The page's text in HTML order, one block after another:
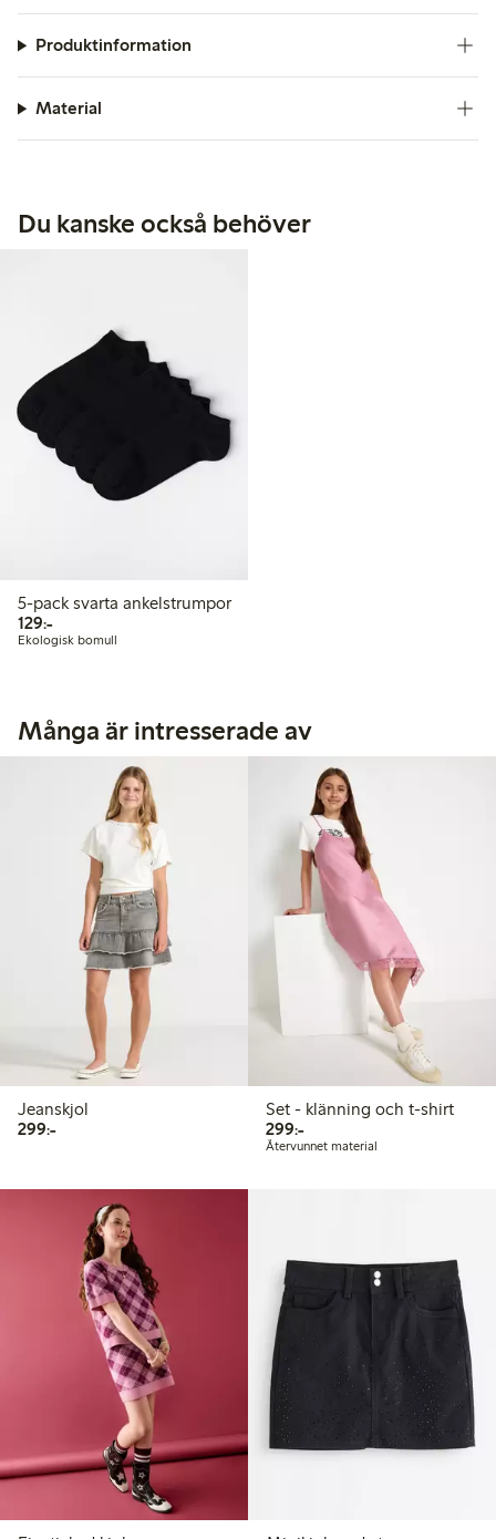
Produktinformation
Material
Du kanske också behöver
5-pack svarta ankelstrumpor
129:-129,00 kr
Ekologisk bomull
Många är intresserade av
Jeanskjol
299:-299,00 kr
Set - klänning och t-shirt
299:-299,00 kr
Återvunnet material